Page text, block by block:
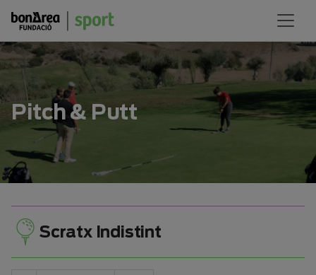
Pitch & Putt
Scratx Indistint